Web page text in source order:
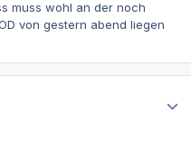
muss wohl an der noch
von gestern abend liegen